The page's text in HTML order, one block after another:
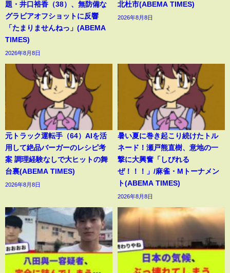
題・井口裕香（38）、無防備な
グラビアオフショットに反響
「たまりませんねっ」(ABEMA
TIMES)
2026年8月8日
北杜市(ABEMA TIMES)
2026年8月8日
元トラック運転手（64）AIを活
用して絶品バーガーのレシピ考
案 調理経験なしで大ヒットの舞
台裏(ABEMA TIMES)
2026年8月8日
暑い夏に巻き起こり続けたトル
ネード！瀬戸熊直樹、意地の一
撃に大興奮「しびれる
ぜ！！！」/麻雀・Mトーナメン
ト(ABEMA TIMES)
2026年8月8日